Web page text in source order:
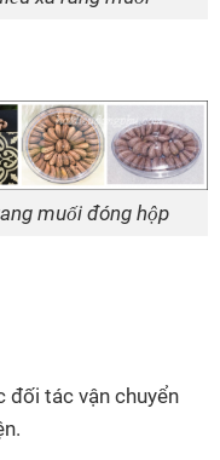
đóng hộp
đối tác vận chuyển